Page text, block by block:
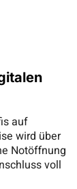
auf
wird über
Notöffnung
voll